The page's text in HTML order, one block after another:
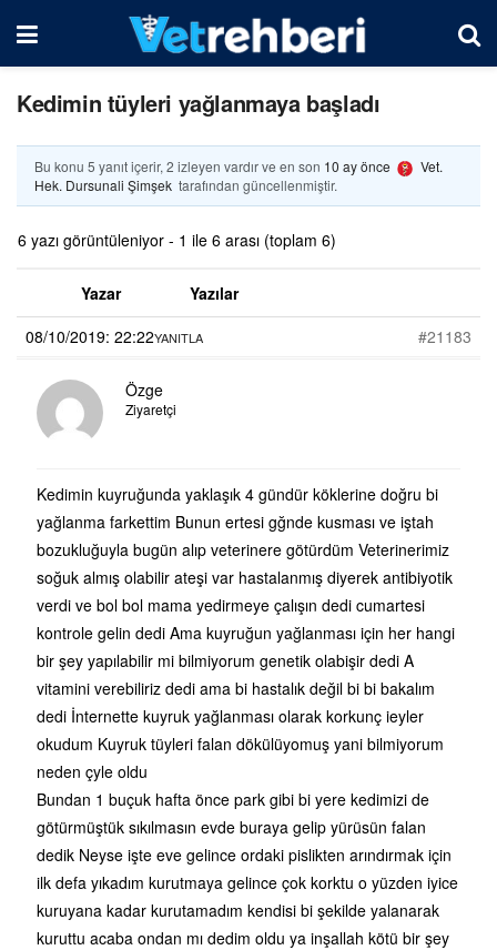
Kedimin tüyleri yağlanmaya başladı
Bu konu 5 yanıt içerir, 2 izleyen vardır ve en son 10 ay önce
Vet.
Hek. Dursunali Şimşek tarafından güncellenmiştir.
6 yazı görüntüleniyor - 1 ile 6 arası (toplam 6)
Yazar
Yazılar
08/10/2019: 22:22
#21183
YANITLA
Özge
Ziyaretçi
Kedimin kuyruğunda yaklaşık 4 gündür köklerine doğru bi
yağlanma farkettim Bunun ertesi gğnde kusması ve iştah
bozukluğuyla bugün alıp veterinere götürdüm Veterinerimiz
soğuk almış olabilir ateşi var hastalanmış diyerek antibiyotik
verdi ve bol bol mama yedirmeye çalışın dedi cumartesi
kontrole gelin dedi Ama kuyruğun yağlanması için her hangi
bir şey yapılabilir mi bilmiyorum genetik olabişir dedi A
vitamini verebiliriz dedi ama bi hastalık değil bi bi bakalım
dedi İnternette kuyruk yağlanması olarak korkunç ieyler
okudum Kuyruk tüyleri falan dökülüyomuş yani bilmiyorum
neden çyle oldu
Bundan 1 buçuk hafta önce park gibi bi yere kedimizi de
götürmüştük sıkılmasın evde buraya gelip yürüsün falan
dedik Neyse işte eve gelince ordaki pislikten arındırmak için
ilk defa yıkadım kurutmaya gelince çok korktu o yüzden iyice
kuruyana kadar kurutamadım kendisi bi şekilde yalanarak
kuruttu acaba ondan mı dedim oldu ya inşallah kötü bir şey